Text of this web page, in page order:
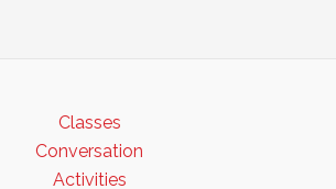
Classes
Conversation
Activities